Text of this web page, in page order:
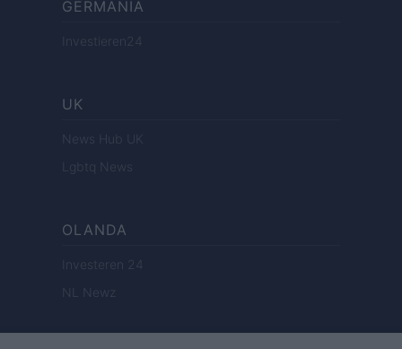
GERMANIA
Investieren24
UK
News Hub UK
Lgbtq News
OLANDA
Investeren 24
NL Newz